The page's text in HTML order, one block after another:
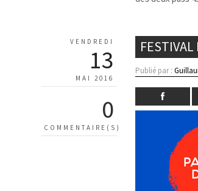
VENDREDI
13
MAI 2016
0
COMMENTAIRE(S)
Publié par :